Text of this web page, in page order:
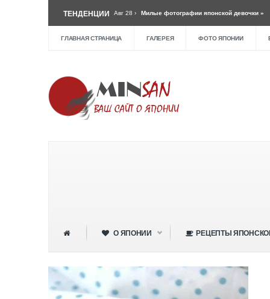
ТЕНДЕНЦИИ
Авг 28 › Милые фотографии японской девочки »
Авг 28
ГЛАВНАЯ СТРАНИЦА ГАЛЕРЕЯ ФОТО ЯПОНИИ
О ЯПОНИИ РЕЦЕПТЫ